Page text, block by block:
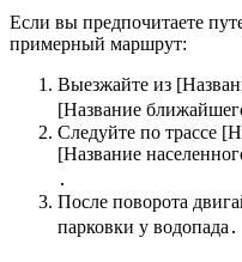
Если вы предпочитаете
примерный маршрут:
Выезжайте из
[Название
Следуйте по трассе
[Название
․
После поворота
парковки у водопада․